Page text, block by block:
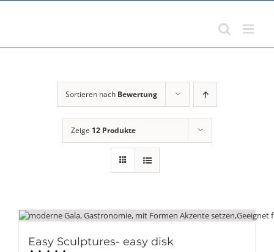
Sortieren nach Bewertung
Zeige 12 Produkte
Easy Sculptures- easy disk